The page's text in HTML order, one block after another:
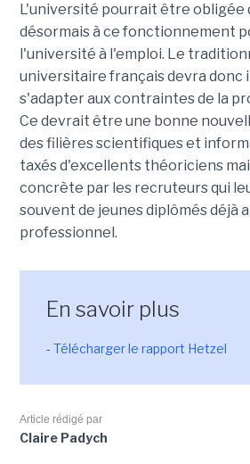
L'université pourrait être obligée
désormais à ce fonctionnement
l'université à l'emploi. Le
universitaire français devra donc
s'adapter aux contraintes de la
Ce devrait être une bonne
des filières scientifiques et
taxés d'excellents théoriciens
concrète par les recruteurs qui
souvent de jeunes diplômés déjà
professionnel.
En savoir plus
- Télécharger le rapport Hetzel
Article rédigé par
Claire Padych